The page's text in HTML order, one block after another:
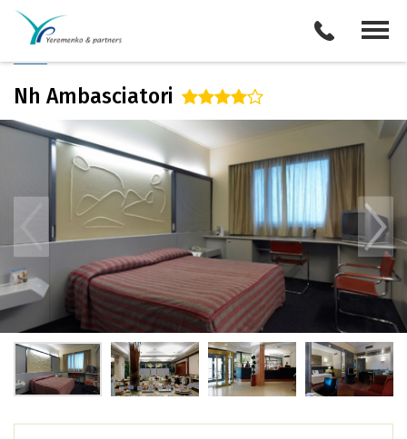
Описание отеля
Все туры
Nh Ambasciatori